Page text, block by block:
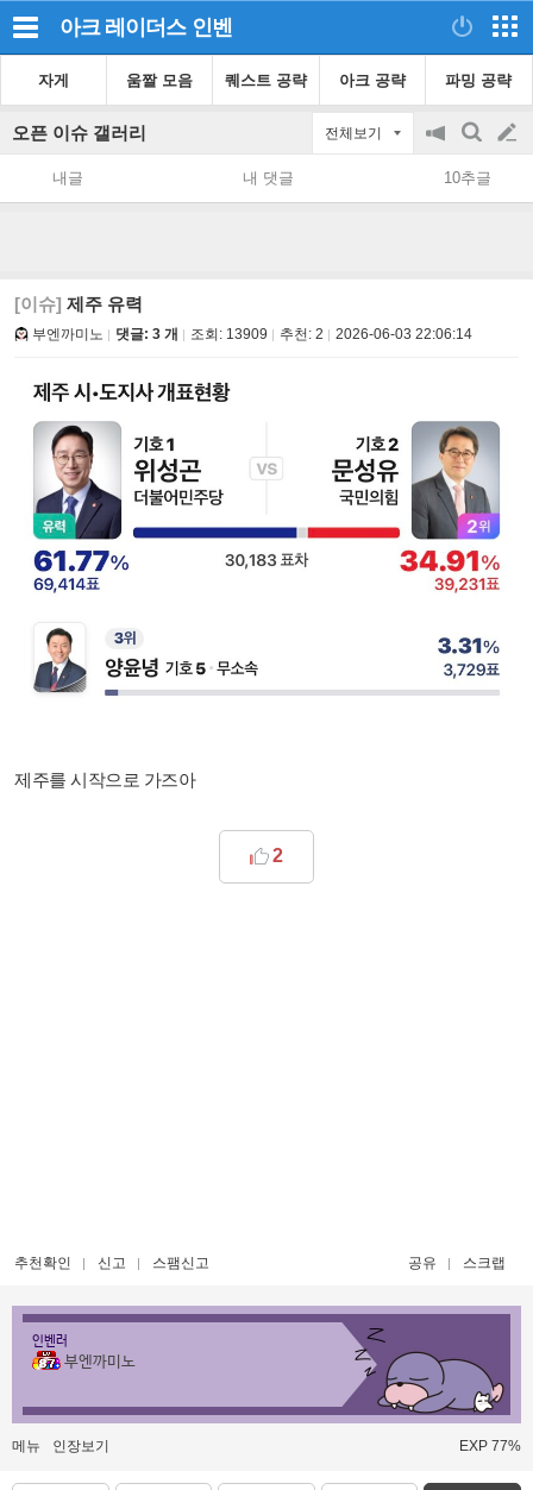
아크 레이더스 인벤
자게 움짤 모음 퀘스트 공략 아크 공략 파밍 공략
오픈 이슈 갤러리 전체보기
공
지
on/off
검
색
글
쓰
내글 내 댓글 10추글
[이슈] 제주 유력
부엔까미노 댓글: 3 개 조회: 13909 추천: 2 2026-06-03 22:06:14
제주를 시작으로 가즈아
2
추천확인 신고 스팸신고 공유 스크랩
인벤러
부엔까미노
메뉴 인장보기 EXP 77%